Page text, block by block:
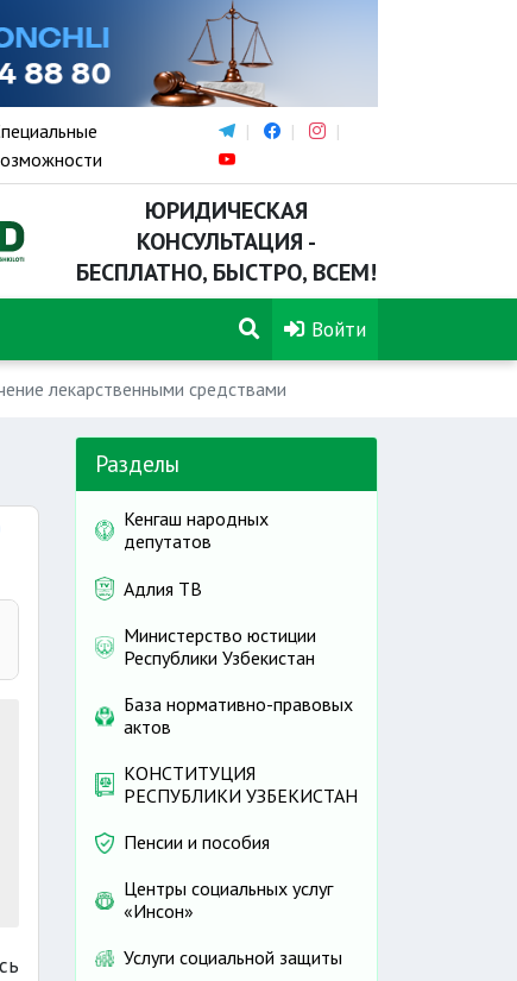
ЮРИДИЧЕСКАЯ
КОНСУЛЬТАЦИЯ -
БЕСПЛАТНО, БЫСТРО, ВСЕМ!
Войти
лекарственными средствами
Разделы
Кенгаш народных
депутатов
Адлия ТВ
Министерство юстиции
Республики Узбекистан
База нормативно-правовых
актов
КОНСТИТУЦИЯ
РЕСПУБЛИКИ УЗБЕКИСТАН
Пенсии и пособия
Центры социальных услуг
«Инсон»
Услуги социальной защиты